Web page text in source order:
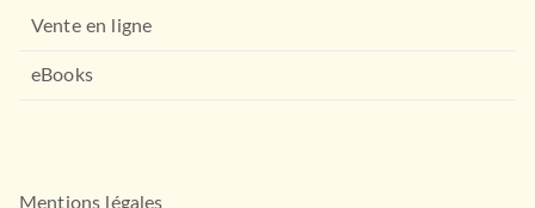
Vente en ligne
eBooks
Mentions légales